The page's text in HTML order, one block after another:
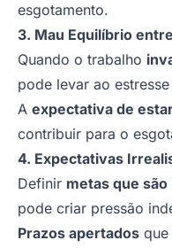
esgotamento.
3. Mau Equilíbrio
Quando o trabalho
pode levar ao
A expectativa de
contribuir para o
4. Expectativas
Definir metas que
pode criar pressão
Prazos apertados